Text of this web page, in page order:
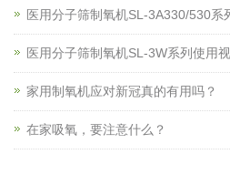
医用分子筛制氧机SL-3A330/530系
医用分子筛制氧机SL-3W系列使用
家用制氧机应对新冠真的有用吗？
在家吸氧，要注意什么？